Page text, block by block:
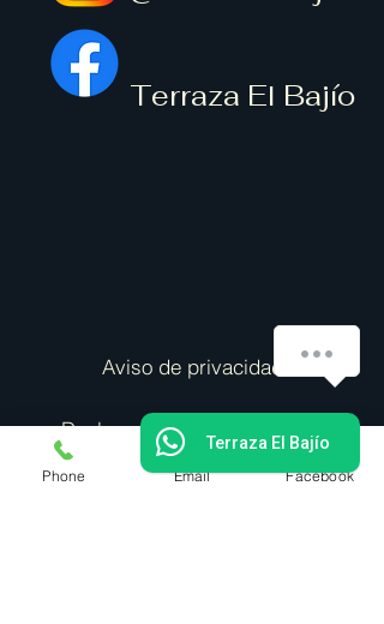
Terraza El Bajío
Aviso de privacidad
Declaración de accesibilidad
Política de envíos
Phone Email Facebook
Terraza El Bajío